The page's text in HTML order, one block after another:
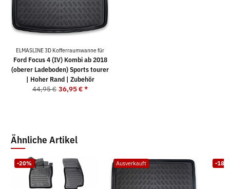
ELMASLINE 3D Kofferraumwanne für
Ford Focus 4 (IV) Kombi ab 2018
(oberer Ladeboden) Sports tourer
| Hoher Rand | Zubehör
44,95 € 36,95 €*
Ähnliche Artikel
-20% Ausverkauft -18%